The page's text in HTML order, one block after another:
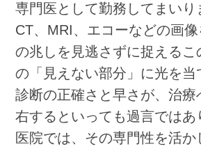
専門医として勤務してまいり
CT、MRI、エコーなどの画
の兆しを見逃さずに捉えるこ
の「見えない部分」に光を当
診断の正確さと早さが、治療
右するといっても過言ではあ
医院では、その専門性を活